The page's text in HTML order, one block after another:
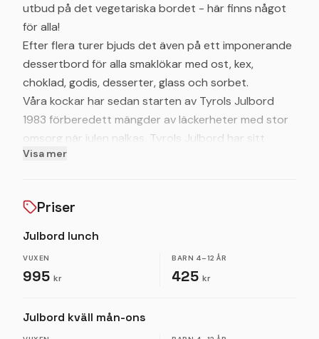
utbud på det vegetariska bordet - här finns något
för alla!
Efter flera turer bjuds det även på ett imponerande
dessertbord för alla smaklökar med ost, kex,
choklad, godis, desserter, glass och sorbet.
Våra kockar har sedan starten av Tyrols Julbord
1983 förberedett mängder av läckerheter med stor
omsorg när julen nalkas. Tyrols Julbord har sitt
ursprung i den storslagna naturen i Lappland, och
barrskog och älvar som vi finner de kvalitativa
råvarorna som utgör grunden för vårt julbord. Bland
smakrika hjortron från Nästansjömyrerna och saftigt
vanliga!
Visa mer
Priser
Julbord lunch
VUXEN
995 kr
BARN 4–12 ÅR
425 kr
Julbord kväll mån-ons